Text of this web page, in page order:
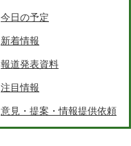
今日の予定
新着情報
報道発表資料
注目情報
意見・提案・情報提供依頼